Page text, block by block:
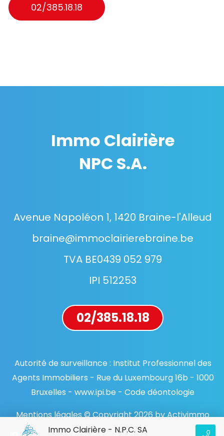
02/385.18.18
Immo Clairière - N.P.C. SA
Immo Clairière
NPC S.A.
Avenue Napoléon 1, 1420 Braine-l'Alleud
braine@immoclairierebraine.be
TVA BE0439 052 979
IPI 512253
02/385.18.18
Autorité de surveillance : Institut Professionnel des
Agents Immobiliers - Rue du Luxembourg 16b - 1000
Bruxelles - www.ipi.be - Code déontologie
Mentions légales © Copyright 2026 by Activimmo